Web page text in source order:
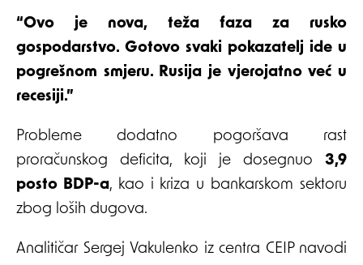
“Ovo je nova, teža faza za rusko
gospodarstvo. Gotovo svaki pokazatelj ide u
pogrešnom smjeru. Rusija je vjerojatno već u
recesiji.”
Probleme dodatno pogoršava rast
proračunskog deficita, koji je dosegnuo 3,9
posto BDP-a, kao i kriza u bankarskom sektoru
zbog loših dugova.
Analitičar Sergej Vakulenko iz centra CEIP navodi